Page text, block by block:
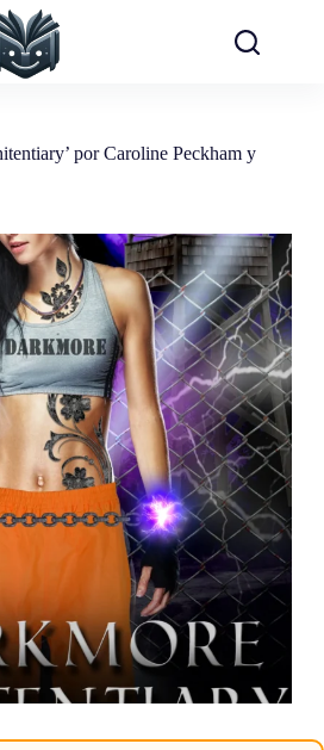
por Caroline Peckham y